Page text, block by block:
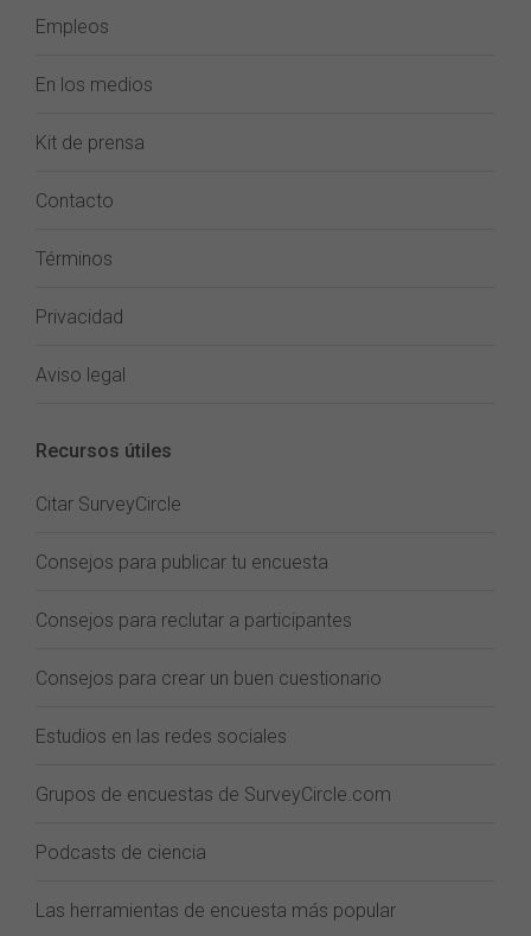
Empleos
En los medios
Kit de prensa
Contacto
Términos
Privacidad
Aviso legal
Recursos útiles
Citar SurveyCircle
Consejos para publicar tu encuesta
Consejos para reclutar a participantes
Consejos para crear un buen cuestionario
Estudios en las redes sociales
Grupos de encuestas de SurveyCircle.com
Podcasts de ciencia
Las herramientas de encuesta más popular